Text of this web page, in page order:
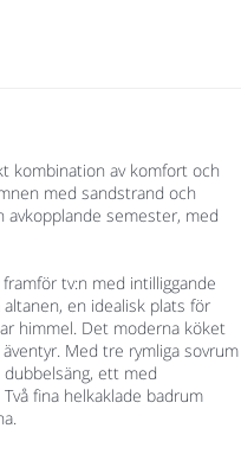
kombination av komfort och
med sandstrand och
avkopplande semester, med
tv:n med intilliggande
en idealisk plats för
himmel. Det moderna köket
Med tre rymliga sovrum
ett med
fina helkaklade badrum